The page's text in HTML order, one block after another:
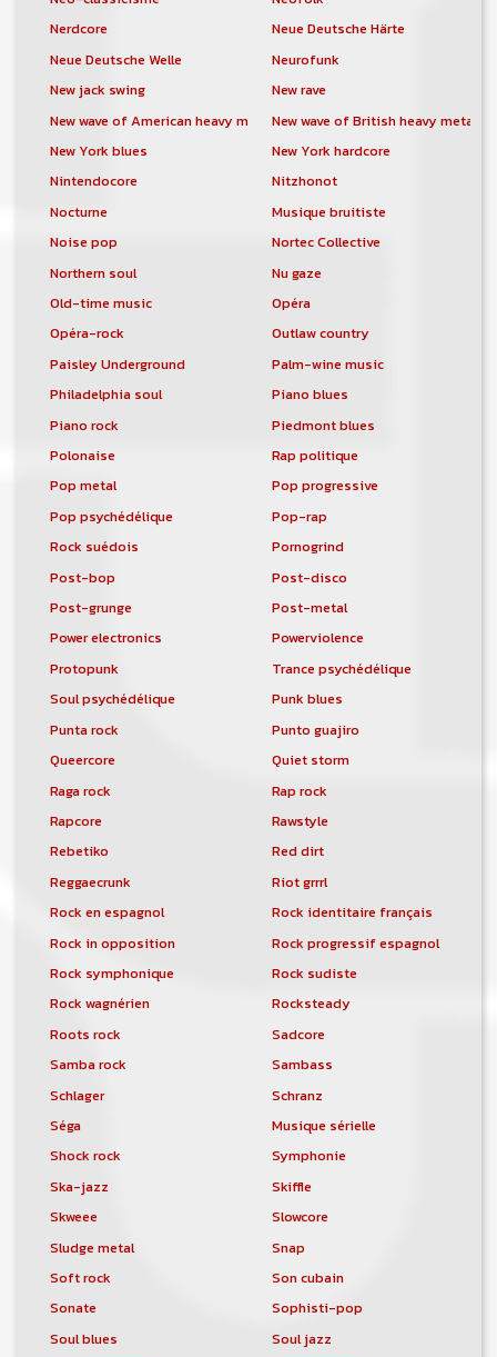
Nerdcore
Neue Deutsche Härte
Neue Deutsche Welle
Neurofunk
New jack swing
New rave
New wave of American heavy metalNew wave of British heavy metal
New York blues
New York hardcore
Nintendocore
Nitzhonot
Nocturne
Musique bruitiste
Noise pop
Nortec Collective
Northern soul
Nu gaze
Old-time music
Opéra
Opéra-rock
Outlaw country
Paisley Underground
Palm-wine music
Philadelphia soul
Piano blues
Piano rock
Piedmont blues
Polonaise
Rap politique
Pop metal
Pop progressive
Pop psychédélique
Pop-rap
Rock suédois
Pornogrind
Post-bop
Post-disco
Post-grunge
Post-metal
Power electronics
Powerviolence
Protopunk
Trance psychédélique
Soul psychédélique
Punk blues
Punta rock
Punto guajiro
Queercore
Quiet storm
Raga rock
Rap rock
Rapcore
Rawstyle
Rebetiko
Red dirt
Reggaecrunk
Riot grrrl
Rock en espagnol
Rock identitaire français
Rock in opposition
Rock progressif espagnol
Rock symphonique
Rock sudiste
Rock wagnérien
Rocksteady
Roots rock
Sadcore
Samba rock
Sambass
Schlager
Schranz
Séga
Musique sérielle
Shock rock
Symphonie
Ska-jazz
Skiffle
Skweee
Slowcore
Sludge metal
Snap
Soft rock
Son cubain
Sonate
Sophisti-pop
Soul blues
Soul jazz